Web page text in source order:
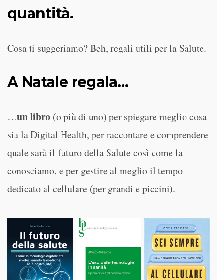
quantità.
Cosa ti suggeriamo? Beh, regali utili per la Salute.
A Natale regala…
…un libro (o più di uno) per spiegare meglio cosa
sia la Digital Health, per raccontare e comprendere
quale sarà il futuro della Salute così come la
conosciamo, e per gestire al meglio il tempo
dedicato al cellulare (per grandi e piccini).